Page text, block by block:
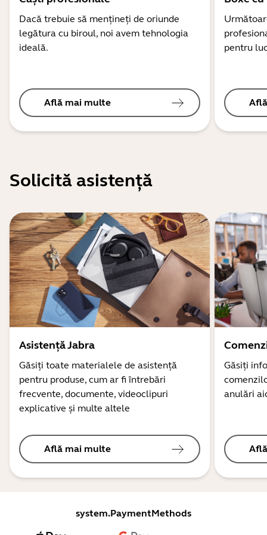
Dacă trebuie să mențineți de oriunde
legătura cu biroul, noi avem tehnologia
ideală.
Află mai multe
pentru
Solicită asistență
Asistență Jabra
Găsiți toate materialele de asistență
pentru produse, cum ar fi întrebări
frecvente, documente, videoclipuri
explicative și multe altele
Află mai multe
Găsiți
anulări
system.PaymentMethods